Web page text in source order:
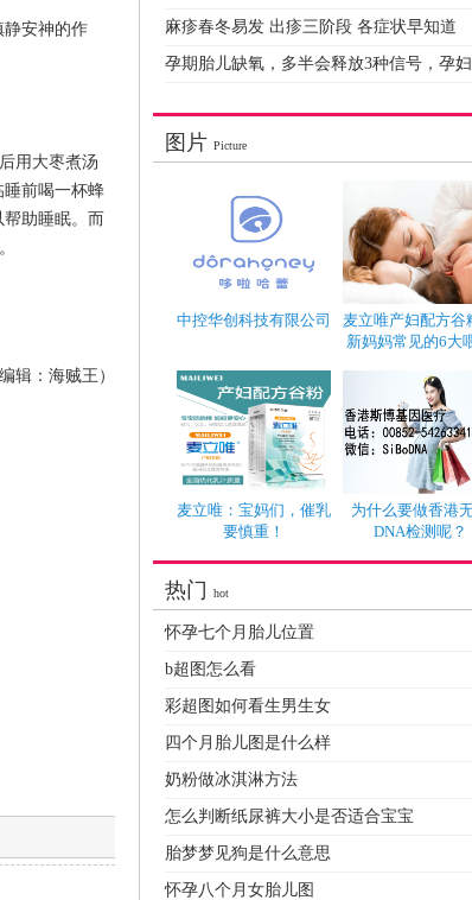
静安神的作
用大枣煮汤
前喝一杯蜂
助睡眠。而
编辑：海贼王）
麻疹春冬易发 出疹三阶段 各症状早知道
孕期胎儿缺氧，多半会释放3种信号，孕
图片 Picture
中控华创科技有限公司
麦立唯产妇配方谷
新妈妈常见的6大
麦立唯：宝妈们，催乳
要慎重！
为什么要做香港
DNA检测呢？
热门 hot
怀孕七个月胎儿位置
b超图怎么看
彩超图如何看生男生女
四个月胎儿图是什么样
奶粉做冰淇淋方法
怎么判断纸尿裤大小是否适合宝宝
胎梦梦见狗是什么意思
怀孕八个月女胎儿图